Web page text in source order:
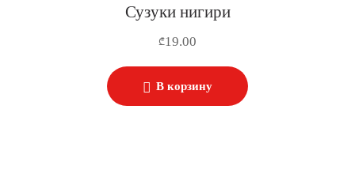
Сузуки нигири
₾19.00
В корзину